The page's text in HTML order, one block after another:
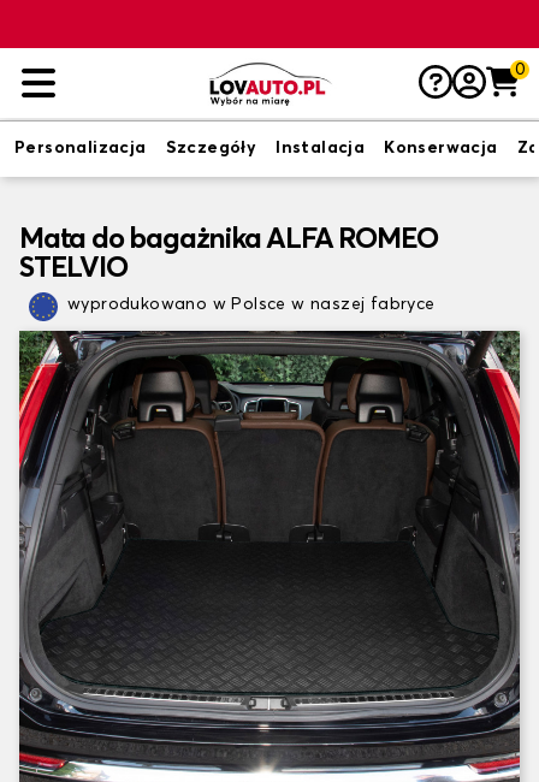
0
Personalizacja Szczegóły Instalacja Konserwacja
Mata do bagażnika ALFA ROMEO
STELVIO
wyprodukowano w Polsce w naszej fabryce